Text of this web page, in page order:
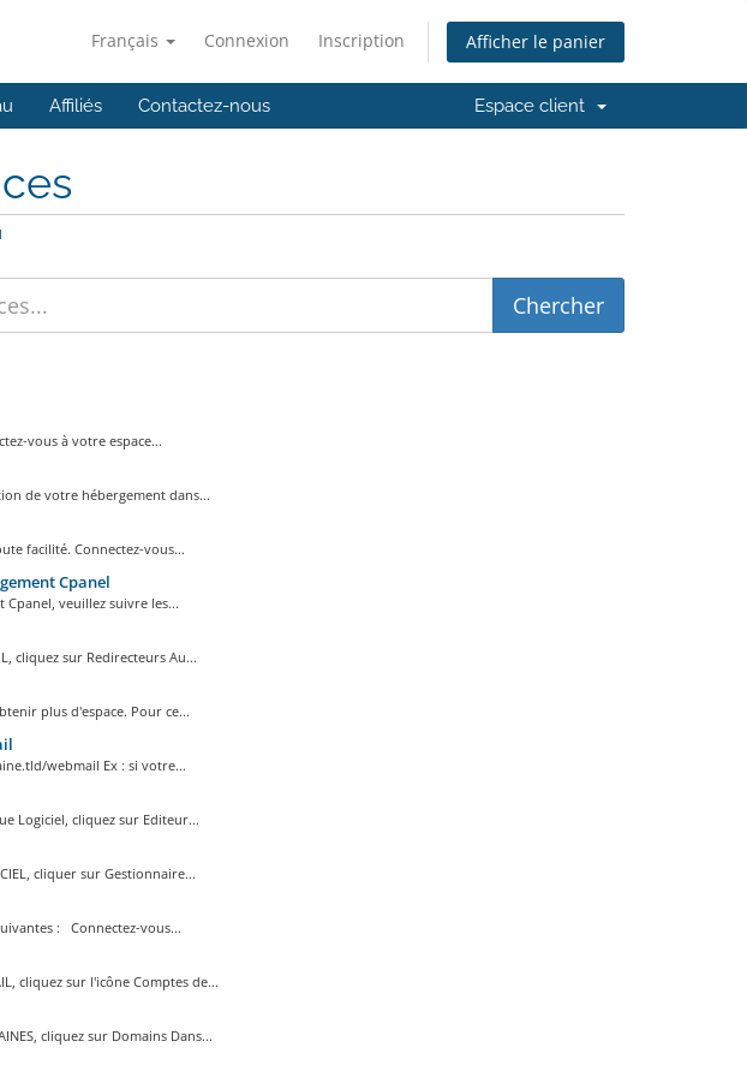
Français Connexion Inscription Afficher le panier
Affiliés Contactez-nous Espace client
vous à votre espace...
de votre hébergement dans...
facilité. Connectez-vous...
Cpanel
veuillez suivre les...
cliquez sur Redirecteurs Au...
plus d'espace. Pour ce...
webmail Ex : si votre...
Logiciel, cliquez sur Editeur...
cliquer sur Gestionnaire...
: Connectez-vous...
cliquez sur l'icône Comptes de...
cliquez sur Domains Dans...